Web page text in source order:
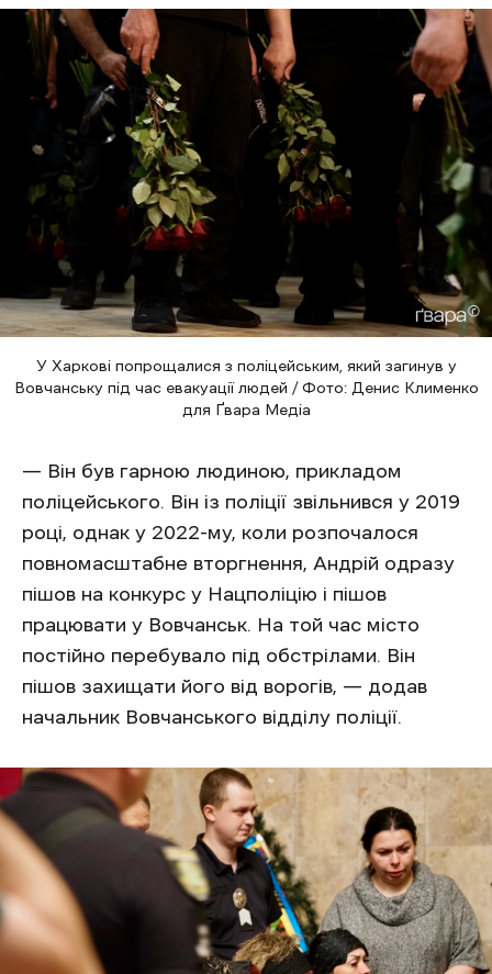
У Харкові попрощалися з поліцейським, який загинув у
Вовчанську під час евакуації людей / Фото: Денис Клименко
для Ґвара Медіа
— Він був гарною людиною, прикладом
поліцейського. Він із поліції звільнився у 2019
році, однак у 2022-му, коли розпочалося
повномасштабне вторгнення, Андрій одразу
пішов на конкурс у Нацполіцію і пішов
працювати у Вовчанськ. На той час місто
постійно перебувало під обстрілами. Він
пішов захищати його від ворогів, — додав
начальник Вовчанського відділу поліції.